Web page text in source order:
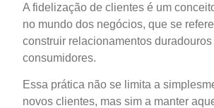
A fidelização de clientes é um
no mundo dos negócios, que se
construir relacionamentos
consumidores.
Essa prática não se limita a
novos clientes, mas sim a manter